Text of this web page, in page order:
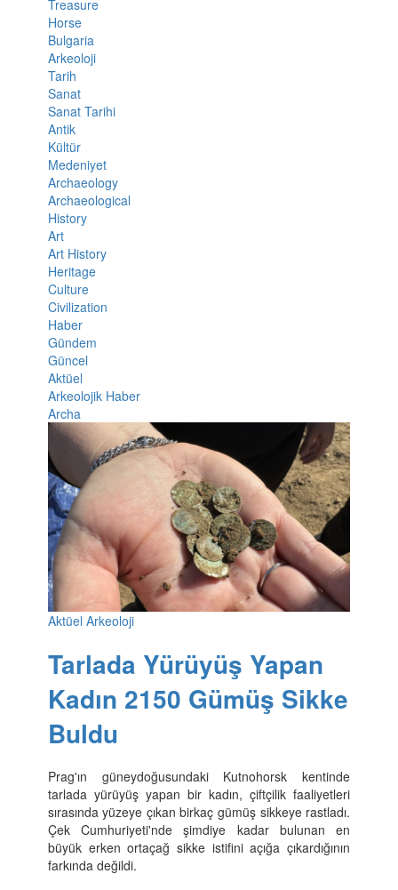
Treasure
Horse
Bulgaria
Arkeoloji
Tarih
Sanat
Sanat Tarihi
Antik
Kültür
Medeniyet
Archaeology
Archaeological
History
Art
Art History
Heritage
Culture
Civilization
Haber
Gündem
Güncel
Aktüel
Arkeolojik Haber
Archa
Aktüel Arkeoloji
Tarlada Yürüyüş Yapan
Kadın 2150 Gümüş Sikke
Buldu
Prag'ın güneydoğusundaki Kutnohorsk kentinde
tarlada yürüyüş yapan bir kadın, çiftçilik faaliyetleri
sırasında yüzeye çıkan birkaç gümüş sikkeye rastladı.
Çek Cumhuriyeti'nde şimdiye kadar bulunan en
büyük erken ortaçağ sikke istifini açığa çıkardığının
farkında değildi.